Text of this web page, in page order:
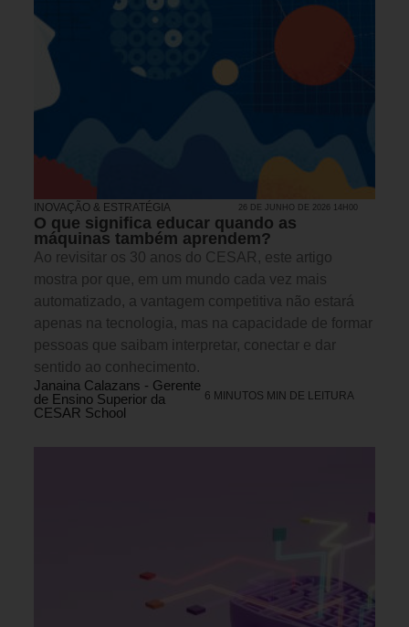
INOVAÇÃO & ESTRATÉGIA 26 DE JUNHO DE 2026 14H00
O que significa educar quando as
máquinas também aprendem?
Ao revisitar os 30 anos do CESAR, este artigo
mostra por que, em um mundo cada vez mais
automatizado, a vantagem competitiva não estará
apenas na tecnologia, mas na capacidade de formar
pessoas que saibam interpretar, conectar e dar
sentido ao conhecimento.
Janaina Calazans - Gerente
de Ensino Superior da
CESAR School
6 MINUTOS MIN DE LEITURA